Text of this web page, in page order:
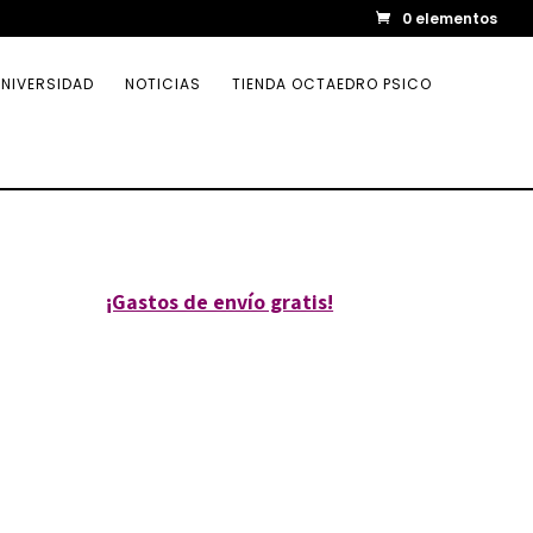
0 elementos
NOTICIAS TIENDA OCTAEDRO PSICO
¡Gastos de envío gratis!